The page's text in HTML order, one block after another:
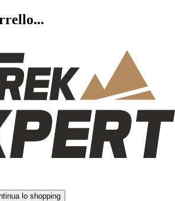
lo shopping